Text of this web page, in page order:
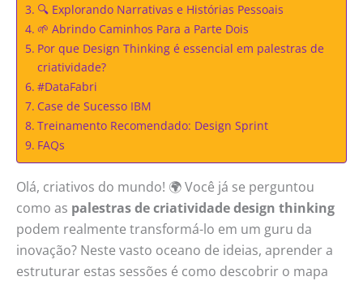
🔍 Explorando Narrativas e Histórias Pessoais
🌱 Abrindo Caminhos Para a Parte Dois
Por que Design Thinking é essencial em palestras de
criatividade?
#DataFabri
Case de Sucesso IBM
Treinamento Recomendado: Design Sprint
FAQs
Olá, criativos do mundo! 🌍 Você já se perguntou
como as palestras de criatividade design thinking
podem realmente transformá-lo em um guru da
inovação? Neste vasto oceano de ideias, aprender a
estruturar estas sessões é como descobrir o mapa